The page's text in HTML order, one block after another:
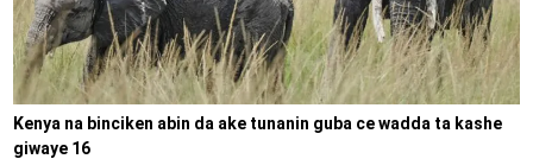
Kenya na binciken abin da ake tunanin guba ce wadda ta kashe
giwaye 16